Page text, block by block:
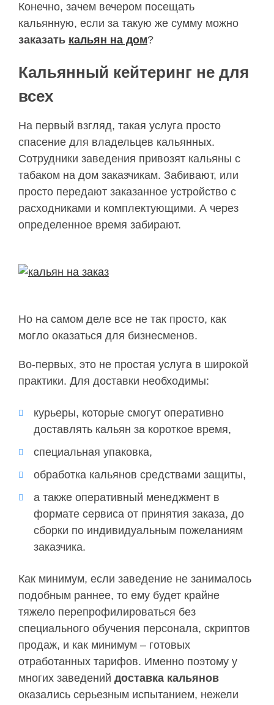
Конечно, зачем вечером посещать
кальянную, если за такую же сумму можно
заказать кальян на дом?
Кальянный кейтеринг не для
всех
На первый взгляд, такая услуга просто
спасение для владельцев кальянных.
Сотрудники заведения привозят кальяны с
табаком на дом заказчикам. Забивают, или
просто передают заказанное устройство с
расходниками и комплектующими. А через
определенное время забирают.
Но на самом деле все не так просто, как
могло оказаться для бизнесменов.
Во-первых, это не простая услуга в широкой
практики. Для доставки необходимы:
курьеры, которые смогут оперативно
доставлять кальян за короткое время,
специальная упаковка,
обработка кальянов средствами защиты,
а также оперативный менеджмент в
формате сервиса от принятия заказа, до
сборки по индивидуальным пожеланиям
заказчика.
Как минимум, если заведение не занималось
подобным раннее, то ему будет крайне
тяжело перепрофилироваться без
специального обучения персонала, скриптов
продаж, и как минимум – готовых
отработанных тарифов. Именно поэтому у
многих заведений доставка кальянов
оказались серьезным испытанием, нежели